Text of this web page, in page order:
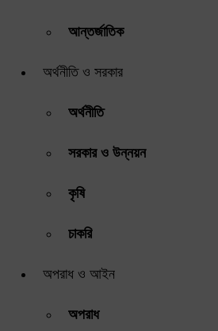
আন্তর্জাতিক
অর্থনীতি ও সরকার
অর্থনীতি
সরকার ও উন্নয়ন
কৃষি
চাকরি
অপরাধ ও আইন
অপরাধ